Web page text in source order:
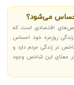
می‌شود؟
اقتصادی است که
روزمره خود احساس
در زندگی مردم دارد و
معنای این شاخص وجود